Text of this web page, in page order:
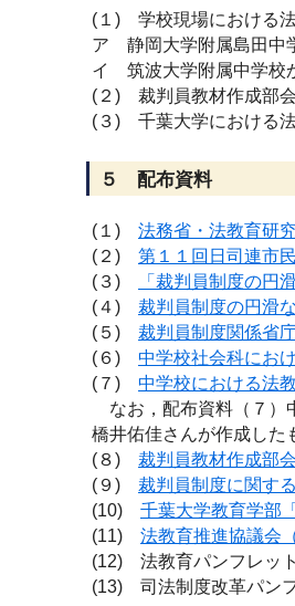
(１) 学校現場における
ア 静岡大学附属島田中
イ 筑波大学附属中学校
(２) 裁判員教材作成部
(３) 千葉大学における
５ 配布資料
(１) 法務省・法教育研
(２) 第１１回日司連市
(３)
「裁判員制度の円
(４) 裁判員制度の円滑
(５) 裁判員制度関係省
(６) 中学校社会科にお
(７) 中学校における法
なお，配布資料（７）
橋井佑佳さんが作成した
(８) 裁判員教材作成部
(９) 裁判員制度に関す
(10) 千葉大学教育学部
(11) 法教育推進協議会
(12) 法教育パンフレッ
(13) 司法制度改革パン